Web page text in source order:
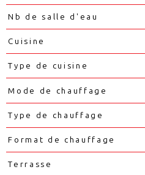
Nb de salle d'eau
Cuisine
Type de cuisine
Mode de chauffage
Type de chauffage
Format de chauffage
Terrasse